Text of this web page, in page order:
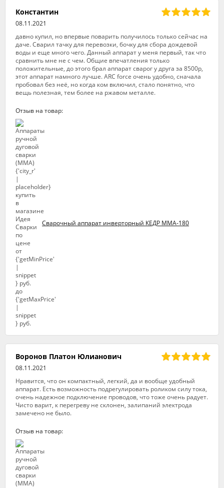
Константин
08.11.2021
давно купил, но впервые поварить получилось только сейчас на
даче. Сварил тачку для перевозки, бочку для сбора дождевой
воды и еще много чего. Данный аппарат у меня первый, так что
сравнить мне не с чем. Общие впечатления только
положительные, до этого брал аппарат сварог у друга за 8500р,
этот аппарат намного лучше. ARC force очень удобно, сначала
пробовал без неё, но когда ком включил, стало понятно, что
вещь полезная, тем более на ржавом металле.
Отзыв на товар:
Сварочный аппарат инверторный КЕДР ММА-180
Воронов Платон Юлианович
08.11.2021
Нравится, что он компактный, легкий, да и вообще удобный
аппарат. Есть возможность подрегулировать роликом силу тока,
очень надежное подключение проводов, что тоже очень радует.
Чисто варит, к перегреву не склонен, залипаний электрода
замечено не было.
Отзыв на товар: